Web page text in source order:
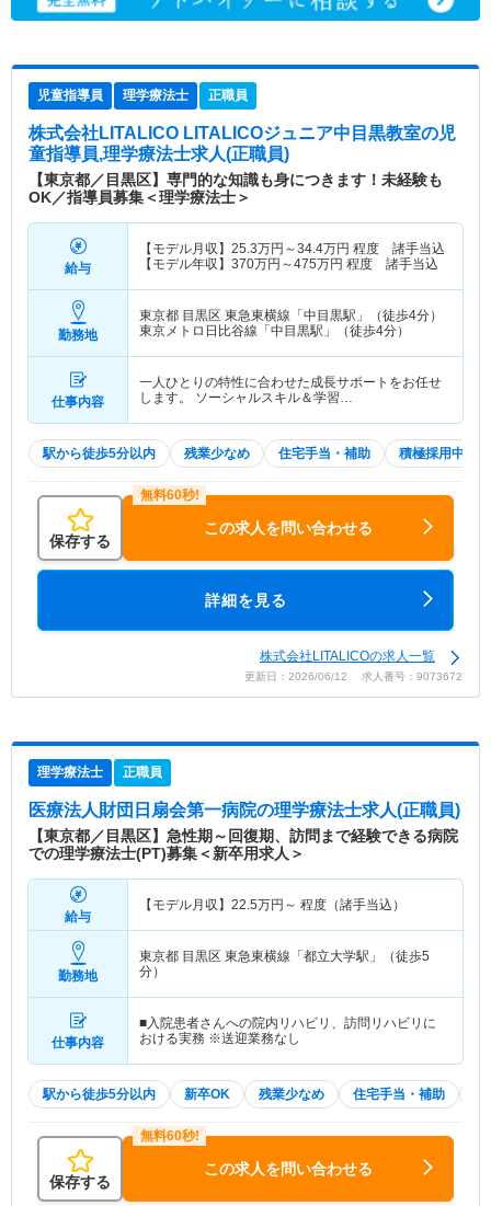
児童指導員 理学療法士 正職員
株式会社LITALICO LITALICOジュニア中目黒教室の児
童指導員,理学療法士求人(正職員)
【東京都／目黒区】専門的な知識も身につきます！未経験も
OK／指導員募集＜理学療法士＞
給与
【モデル月収】 25.3万円～34.4万円 程度 諸手当込
【モデル年収】 370万円～475万円 程度 諸手当込
勤務地
東京都 目黒区 東急東横線「中目黒駅」（徒歩4分）
東京メトロ日比谷線「中目黒駅」（徒歩4分）
仕事内容
一人ひとりの特性に合わせた成長サポートをお任せ
します。 ソーシャルスキル＆学習…
駅から徒歩5分以内 残業少なめ 住宅手当・補助 積極採用中
保存する
この求人を問い合わせる
詳細を見る
株式会社LITALICOの求人一覧
更新日：2026/06/12 求人番号：9073672
理学療法士 正職員
医療法人財団日扇会第一病院の理学療法士求人(正職員)
【東京都／目黒区】急性期～回復期、訪問まで経験できる病院
での理学療法士(PT)募集＜新卒用求人＞
給与
【モデル月収】 22.5万円～ 程度（諸手当込）
勤務地
東京都 目黒区 東急東横線「都立大学駅」（徒歩5
分）
仕事内容
■入院患者さんへの院内リハビリ、訪問リハビリに
おける実務 ※送迎業務なし
駅から徒歩5分以内 新卒OK 残業少なめ 住宅手当・補助
保存する
この求人を問い合わせる